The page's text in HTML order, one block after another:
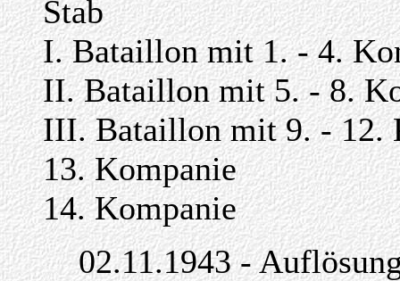
Stab
I. Bataillon mit 1. - 4.
II. Bataillon mit 5. - 8.
III. Bataillon mit 9. - 12.
13. Kompanie
14. Kompanie
02.11.1943 -